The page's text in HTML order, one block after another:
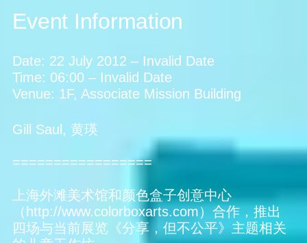
Event Information
Date: 22 July 2012 – Invalid Date
Time: 06:00 – Invalid Date
Venue: 1F, Associate Mission Building
Gill Saul, 黄瑛
=================
上海外滩美术馆和颜色盒子创意中心
（http://www.colorboxarts.com）合作，推出
四场与当前展览《分享，但不公平》主题相关